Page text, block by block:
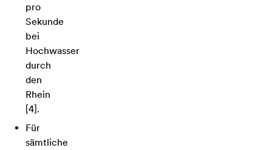
pro
Sekunde
bei
Hochwasser
durch
den
Rhein
[4].
Für
sämtliche